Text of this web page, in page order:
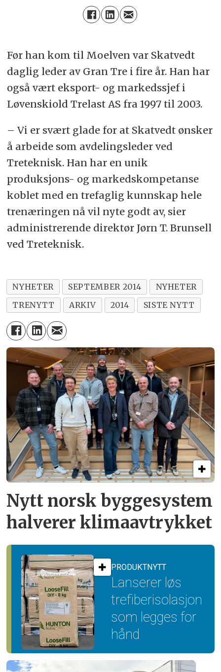
Før han kom til Moelven var Skatvedt
daglig leder av Gran Tre i fire år. Han har
også vært eksport- og markedssjef i
Løvenskiold Trelast AS fra 1997 til 2003.
– Vi er svært glade for at Skatvedt ønsker
å arbeide som avdelingsleder ved
Treteknisk. Han har en unik
produksjons- og markedskompetanse
koblet med en trefaglig kunnskap hele
trenæringen nå vil nyte godt av, sier
administrerende direktør Jørn T. Brunsell
ved Treteknisk.
NYHETER SEPTEMBER 2014
NYHETER
TRENYTT
ARKIV 2014 SISTE NYTT
Nytt norsk byggesystem
halverer klimaavtrykket
PRODUKTNYTT
Lanserer løs
trefiber­isolasjon
som legges for
hånd